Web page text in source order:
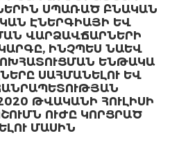
ՍՊԱՌԱԾ ԲՆԱԿԱՆ
ԷՆԵՐԳԻԱՅԻ ԵՎ
ՎԱՐՁԱՎՃԱՐՆԵՐԻ
ԻՆՉՊԵՍ ՆԱԵՎ
ԵՆԹԱԿԱ
ՍԱՀՄԱՆԵԼՈՒ ԵՎ
ԹՎԱԿԱՆԻ ՀՈՒԼԻՍԻ
ՈՒԺԸ ԿՈՐՑՐԱԾ
ՄԱՍԻՆ